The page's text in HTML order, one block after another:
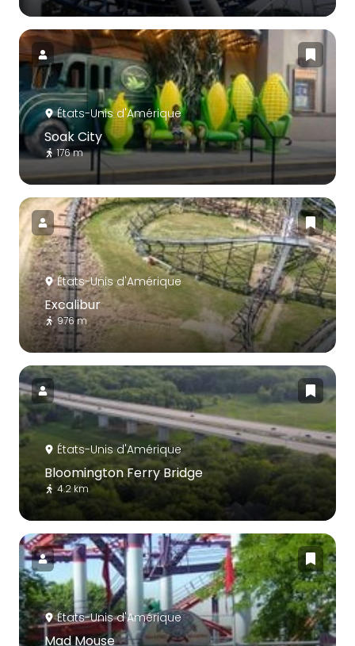
États-Unis d'Amérique
Soak City
176 m
États-Unis d'Amérique
Excalibur
976 m
États-Unis d'Amérique
Bloomington Ferry Bridge
4.2 km
États-Unis d'Amérique
Mad Mouse